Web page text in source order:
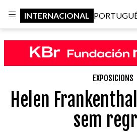
INTERNACIONAL
EXPOSICIONS
Helen
sem